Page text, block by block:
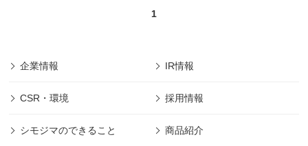
1
企業情報 IR情報
CSR・環境 採用情報
シモジマのできること 商品紹介